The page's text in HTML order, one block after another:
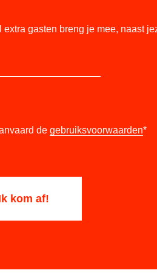
extra gasten breng je mee, naast
de gebruiksvoorwaarden*